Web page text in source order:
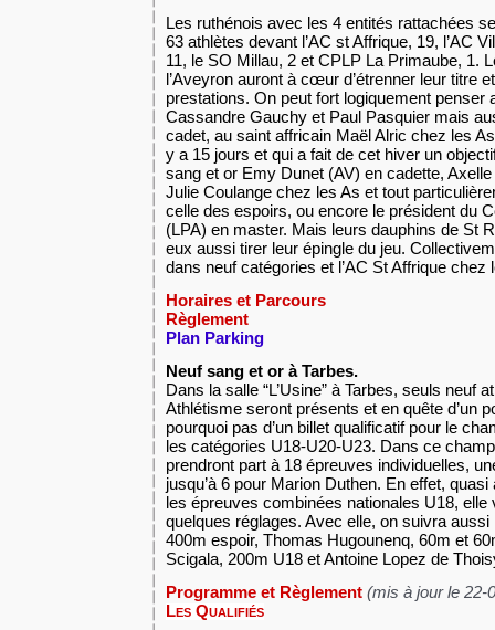
Les ruthénois avec les 4 entités rattachées
63 athlètes devant l’AC st Affrique, 19, l’AC
11, le SO Millau, 2 et CPLP La Primaube, 1.
l’Aveyron auront à cœur d’étrenner leur titre
prestations. On peut fort logiquement penser
Cassandre Gauchy et Paul Pasquier mais
cadet, au saint affricain Maël Alric chez les
y a 15 jours et qui a fait de cet hiver un
sang et or Emy Dunet (AV) en cadette,
Julie Coulange chez les As et tout
celle des espoirs, ou encore le président du
(LPA) en master. Mais leurs dauphins de St
eux aussi tirer leur épingle du jeu.
dans neuf catégories et l’AC St Affrique
Horaires et Parcours
Règlement
Plan Parking
Neuf sang et or à Tarbes.
Dans la salle “L’Usine” à Tarbes, seuls neuf
Athlétisme seront présents et en quête d’un
pourquoi pas d’un billet qualificatif pour le
les catégories U18-U20-U23. Dans ce
prendront part à 18 épreuves individuelles,
jusqu’à 6 pour Marion Duthen. En effet,
les épreuves combinées nationales U18, elle
quelques réglages. Avec elle, on suivra
400m espoir, Thomas Hugounenq, 60m et
Scigala, 200m U18 et Antoine Lopez de
Programme et Règlement (mis à jour le 22-
Les Qualifiés